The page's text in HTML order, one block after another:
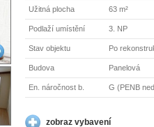
Užitná plocha 63 m²
Podlaží umístění 3. NP
Stav objektu Po
Budova Panelová
En. náročnost b. G (PENB
zobraz vybavení